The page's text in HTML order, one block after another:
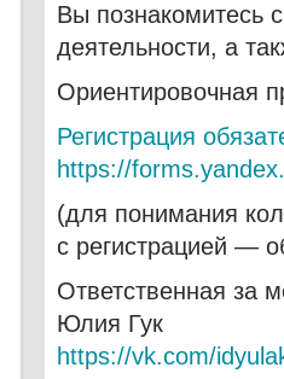
Вы познакомитесь
деятельности, а
Ориентировочная
Регистрация
https://
(для понимания
с регистрацией —
Ответственная за
Юлия Гук
https://vk.com/